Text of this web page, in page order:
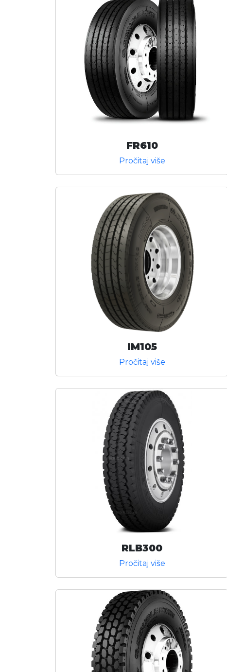
FR610
Pročitaj više
IM105
Pročitaj više
RLB300
Pročitaj više